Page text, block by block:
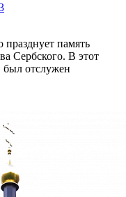
празднует память
Сербского. В этот
был отслужен